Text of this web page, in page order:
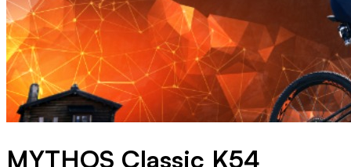
MYTHOS Classic K54